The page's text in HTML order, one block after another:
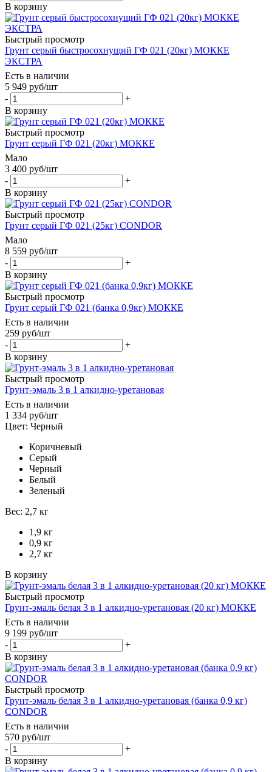
В корзину
Быстрый просмотр
Грунт серый быстросохнущий ГФ 021 (20кг) МОККЕ
ЭКСТРА
Есть в наличии
5 949 руб/шт
-
+
В корзину
Быстрый просмотр
Грунт серый ГФ 021 (20кг) МОККЕ
Мало
3 400 руб/шт
-
+
В корзину
Быстрый просмотр
Грунт серый ГФ 021 (25кг) CONDOR
Мало
8 559 руб/шт
-
+
В корзину
Быстрый просмотр
Грунт серый ГФ 021 (банка 0,9кг) МОККЕ
Есть в наличии
259 руб/шт
-
+
В корзину
Быстрый просмотр
Грунт-эмаль 3 в 1 алкидно-уретановая
Есть в наличии
1 334 руб/шт
Цвет: Черный
Коричневый
Серый
Черный
Белый
Зеленый
Вес: 2,7 кг
1,9 кг
0,9 кг
2,7 кг
В корзину
Быстрый просмотр
Грунт-эмаль белая 3 в 1 алкидно-уретановая (20 кг) МОККЕ
Есть в наличии
9 199 руб/шт
-
+
В корзину
Быстрый просмотр
Грунт-эмаль белая 3 в 1 алкидно-уретановая (банка 0,9 кг)
CONDOR
Есть в наличии
570 руб/шт
-
+
В корзину